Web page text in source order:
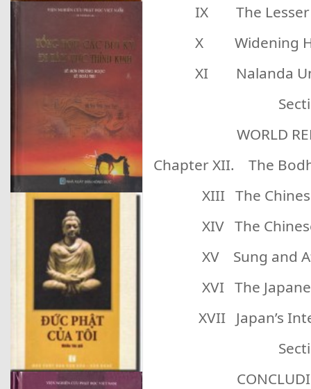
IX The Lesser
X Widening
XI Nalanda
Section
WORLD
Chapter XII. The
XIII The Chinese
XIV The Chinese
XV Sung and
XVI The
XVII Japan’s
Section
CONCLUDING